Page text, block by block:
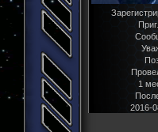
1
2016-